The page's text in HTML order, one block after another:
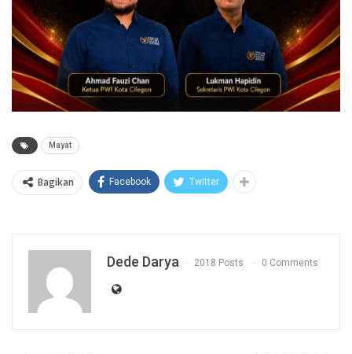
Mayat
Bagikan Facebook Twitter
Dede Darya 2018 Posts 0 Comments